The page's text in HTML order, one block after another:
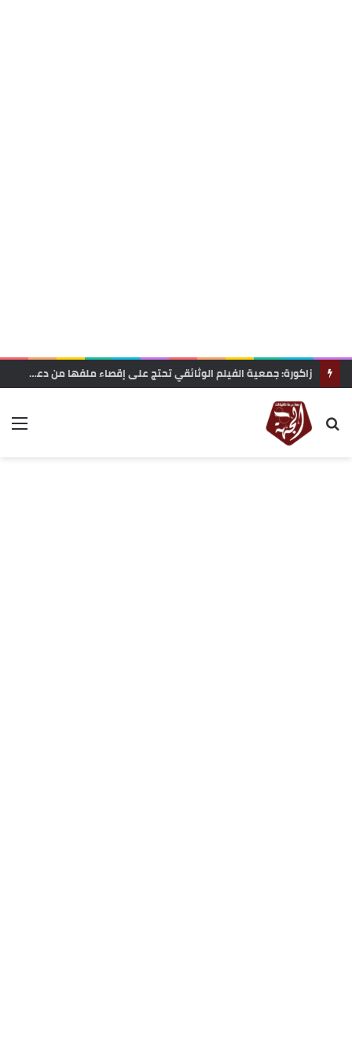
الرشيدية .. نزيف على أسفلت بوذنيب.. متى تتدخل السلطات لوقف حوادث السير ؟